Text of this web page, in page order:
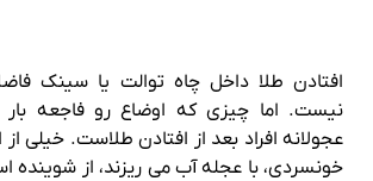
افتادن طلا داخل چاه توالت یا سینک
نیست. اما چیزی که اوضاع رو فاجعه‌
عجولانه افراد بعد از افتادن طلاست. خیلی
خونسردی، با عجله آب می‌ ریزند، از شوینده